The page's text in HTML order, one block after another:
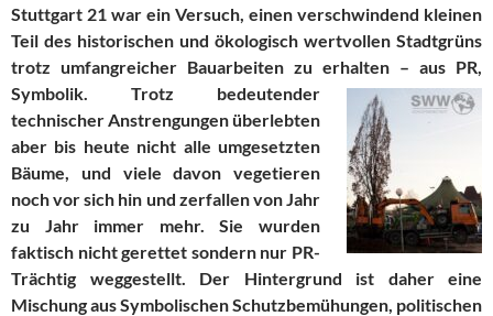
Stuttgart 21 war ein Versuch, einen verschwindend kleinen
Teil des historischen und ökologisch wertvollen Stadtgrüns
trotz umfangreicher Bauarbeiten zu erhalten – aus PR,
Symbolik. Trotz bedeutender
technischer Anstrengungen überlebten
aber bis heute nicht alle umgesetzten
Bäume, und viele davon vegetieren
noch vor sich hin und zerfallen von Jahr
zu Jahr immer mehr. Sie wurden
faktisch nicht gerettet sondern nur PR-
Trächtig weggestellt. Der Hintergrund ist daher eine
Mischung aus Symbolischen Schutzbemühungen, politischen